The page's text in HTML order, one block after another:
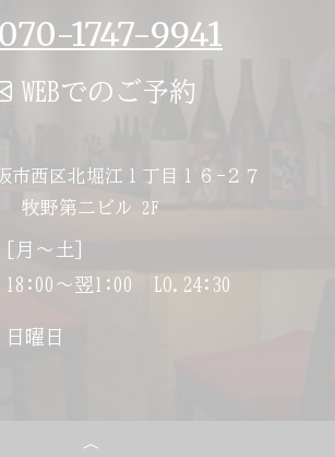
070-1747-9941
WEBでのご予約
市西区北堀江１丁目１６−２７
牧野第二ビル 2F
[月～土]
18:00～翌1:00 LO.24:30
日曜日